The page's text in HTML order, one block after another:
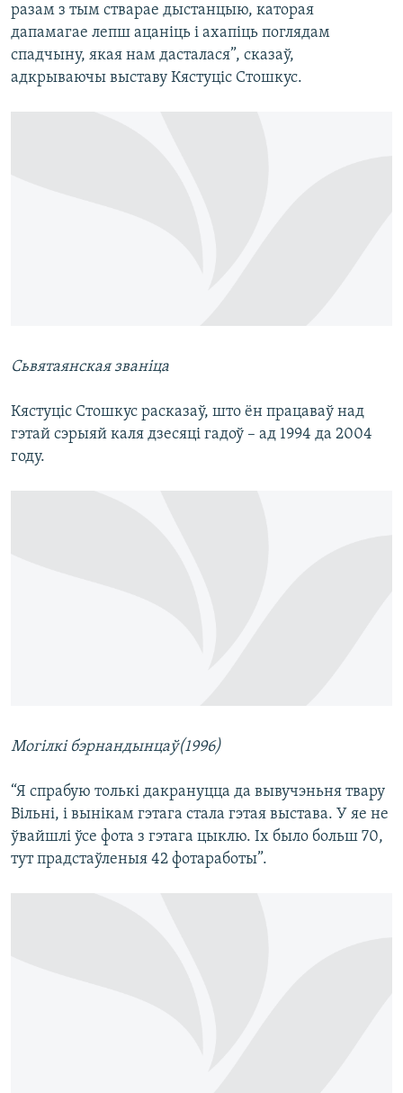
разам з тым стварае дыстанцыю, каторая
дапамагае лепш ацаніць і ахапіць поглядам
спадчыну, якая нам дасталася”, сказаў,
адкрываючы выставу Кястуціс Стошкус.
Сьвятаянская званіца
Кястуціс Стошкус расказаў, што ён працаваў над
гэтай сэрыяй каля дзесяці гадоў – ад 1994 да 2004
году.
Могілкі бэрнандынцаў(1996)
“Я спрабую толькі дакрануцца да вывучэньня твару
Вільні, і вынікам гэтага стала гэтая выстава. У яе не
ўвайшлі ўсе фота з гэтага цыклю. Іх было больш 70,
тут прадстаўленыя 42 фотаработы”.